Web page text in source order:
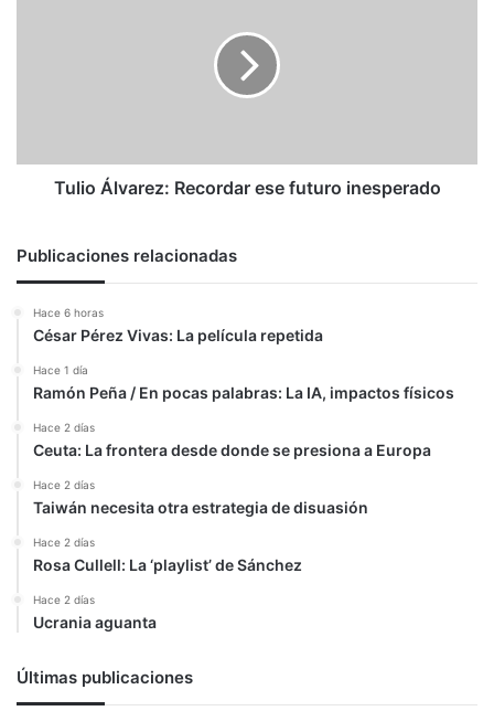
Tulio Álvarez: Recordar ese futuro inesperado
Publicaciones relacionadas
Hace 6 horas
César Pérez Vivas: La película repetida
Hace 1 día
Ramón Peña / En pocas palabras: La IA, impactos físicos
Hace 2 días
Ceuta: La frontera desde donde se presiona a Europa
Hace 2 días
Taiwán necesita otra estrategia de disuasión
Hace 2 días
Rosa Cullell: La ‘playlist’ de Sánchez
Hace 2 días
Ucrania aguanta
Últimas publicaciones